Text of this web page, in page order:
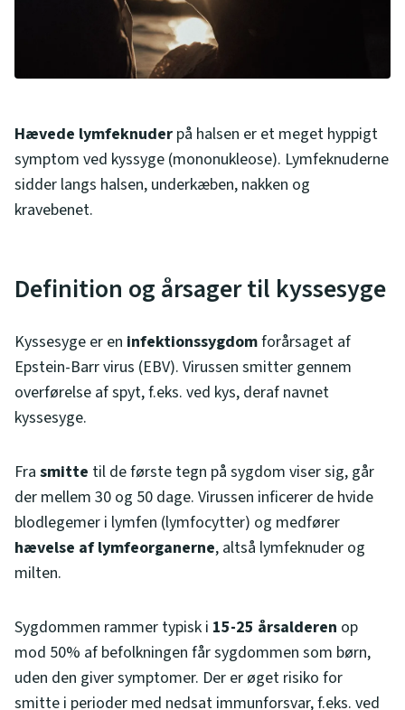
Hævede lymfeknuder på halsen er et meget hyppigt
symptom ved kyssyge (mononukleose). Lymfeknuderne
sidder langs halsen, underkæben, nakken og
kravebenet.
Definition og årsager til kyssesyge
Kyssesyge er en infektionssygdomforårsaget af
Epstein-Barr virus (EBV). Virussen smitter gennem
overførelse af spyt, f.eks. ved kys, deraf navnet
kyssesyge.
Fra smitte til de første tegn på sygdom viser sig, går
der mellem 30 og 50 dage. Virussen inficerer de hvide
blodlegemer i lymfen (lymfocytter) og medfører
hævelse af lymfeorganerne, altså lymfeknuder og
milten.
Sygdommen rammer typisk i 15-25 årsalderen op
mod 50% af befolkningen får sygdommen som børn,
uden den giver symptomer. Der er øget risiko for
smitte i perioder med nedsat immunforsvar, f.eks. ved